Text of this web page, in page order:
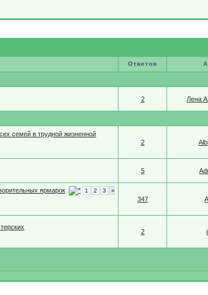
Ответов
2 Лена
семей в трудной жизненной
2
5
ярмарок 1 2 3
»
347
2